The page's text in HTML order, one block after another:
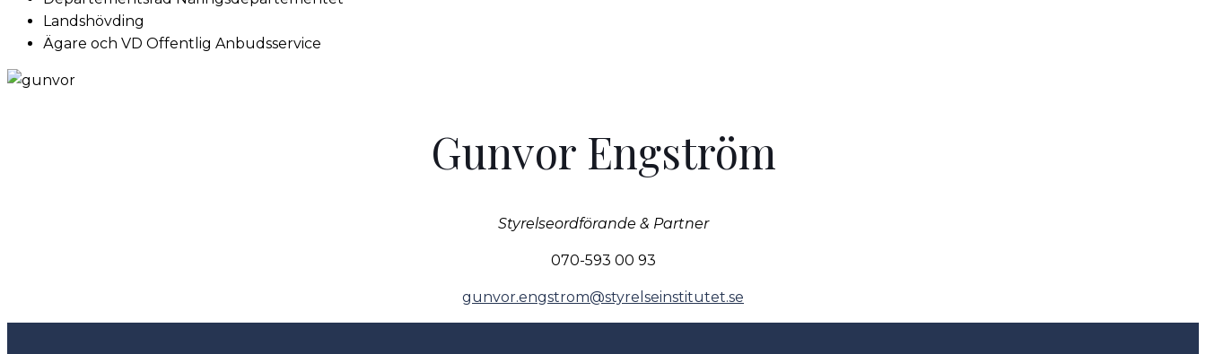
Landshövding
Ägare och VD Offentlig Anbudsservice
Gunvor Engström
Styrelseordförande & Partner
070-593 00 93
gunvor.engstrom@styrelseinstitutet.se